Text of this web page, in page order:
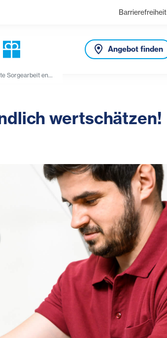
Barrierefreiheit
Angebot finden
Sorgearbeit en...
wertschätzen!